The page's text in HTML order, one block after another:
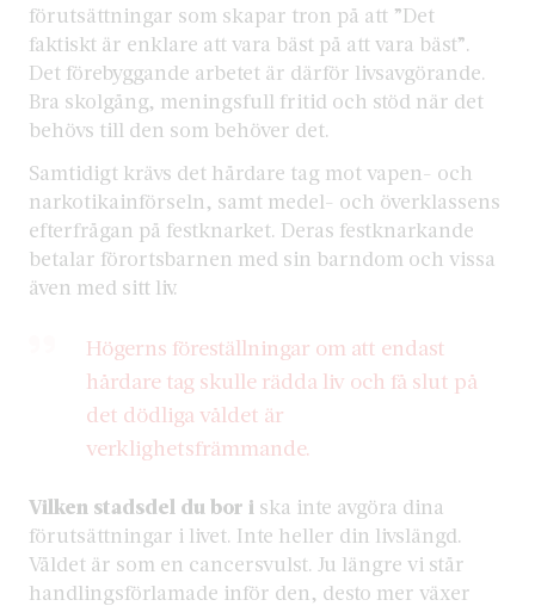
förutsättningar som skapar tron på att ”Det
faktiskt är enklare att vara bäst på att vara bäst”.
Det förebyggande arbetet är därför livsavgörande.
Bra skolgång, meningsfull fritid och stöd när det
behövs till den som behöver det.
Samtidigt krävs det hårdare tag mot vapen- och
narkotikainförseln, samt medel- och överklassens
efterfrågan på festknarket. Deras festknarkande
betalar förortsbarnen med sin barndom och vissa
även med sitt liv.
Högerns föreställningar om att endast
hårdare tag skulle rädda liv och få slut på
det dödliga våldet är
verklighetsfrämmande.
Vilken stadsdel du bor i ska inte avgöra dina
förutsättningar i livet. Inte heller din livslängd.
Våldet är som en cancersvulst. Ju längre vi står
handlingsförlamade inför den, desto mer växer